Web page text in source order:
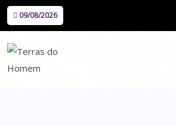
09/08/2026